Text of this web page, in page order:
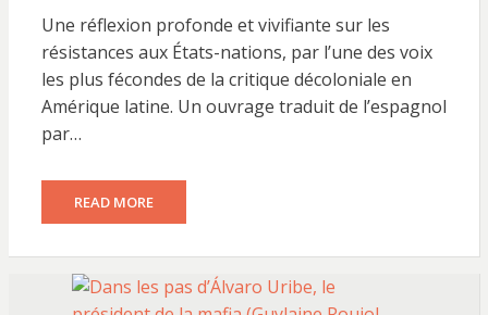
Une réflexion profonde et vivifiante sur les
résistances aux États-nations, par l’une des voix
les plus fécondes de la critique décoloniale en
Amérique latine. Un ouvrage traduit de l’espagnol
par…
READ MORE